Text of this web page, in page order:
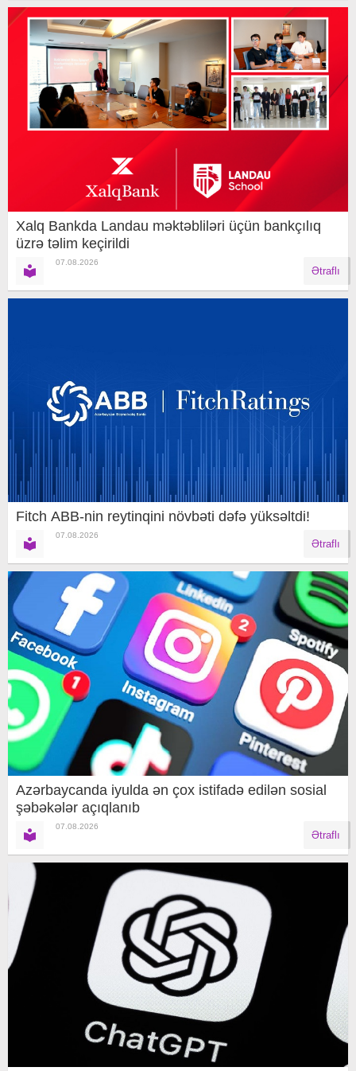
Xalq Bankda Landau məktəbliləri üçün bankçılıq
üzrə təlim keçirildi
07.08.2026
Ətraflı
Fitch ABB-nin reytinqini növbəti dəfə yüksəltdi!
07.08.2026
Ətraflı
Azərbaycanda iyulda ən çox istifadə edilən sosial
şəbəkələr açıqlanıb
07.08.2026
Ətraflı